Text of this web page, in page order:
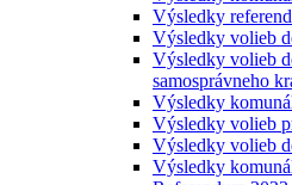
Výsledky
Výsledky volieb
Výsledky volieb
samosprávneho
Výsledky
Výsledky volieb
Výsledky volieb
Výsledky